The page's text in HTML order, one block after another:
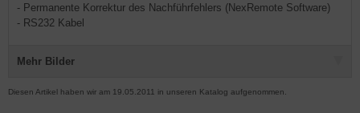
- Permanente Korrektur des Nachführfehlers (NexRemote Software)
- RS232 Kabel
Mehr Bilder
Diesen Artikel haben wir am 19.05.2011 in unseren Katalog aufgenommen.